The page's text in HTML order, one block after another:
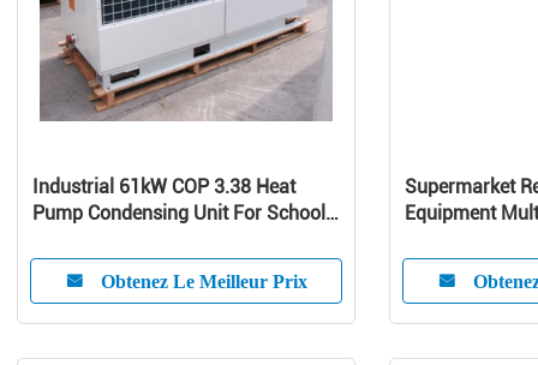
Industrial 61kW COP 3.38 Heat
Pump Condensing Unit For School /
Obtenez Le Meilleur Prix
Supermarket
Equipment